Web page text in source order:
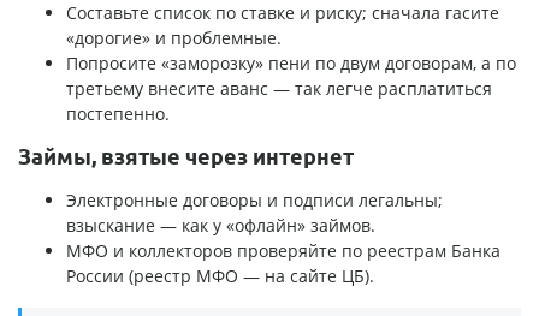
Составьте список по ставке и риску; сначала гасите
«дорогие» и проблемные.
Попросите «заморозку» пени по двум договорам, а по
третьему внесите аванс — так легче расплатиться
постепенно.
Займы, взятые через интернет
Электронные договоры и подписи легальны;
взыскание — как у «офлайн» займов.
МФО и коллекторов проверяйте по реестрам Банка
России (реестр МФО — на сайте ЦБ).